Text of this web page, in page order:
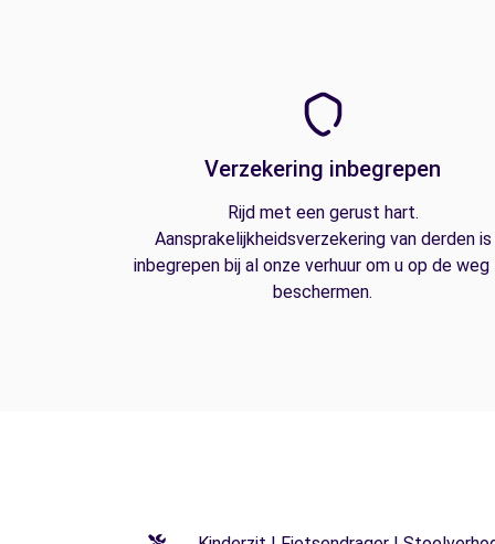
Verzekering inbegrepen
Rijd met een gerust hart.
Aansprakelijkheidsverzekering van derden is
inbegrepen bij al onze verhuur om u op de
beschermen.